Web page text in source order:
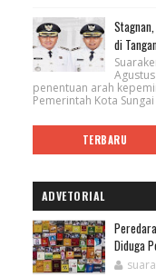
di
penentuan arah
Pemerintah Kota
TERBARU
ADVETORIAL
Diduga